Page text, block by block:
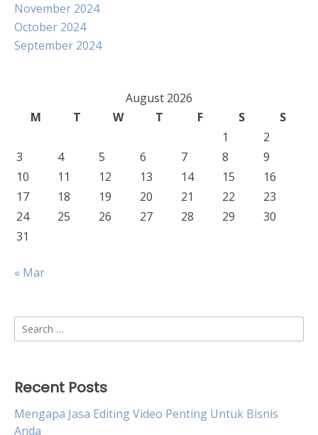
November 2024
October 2024
September 2024
August 2026
M
T W T F S
S
1
2
3
4 5 6 7 8
9
10
11 12 13 14 15
16
17
18 19 20 21 22
23
24
25 26 27 28 29
30
31
« Mar
Search
for:
Recent Posts
Mengapa Jasa Editing Video Penting Untuk Bisnis
Anda